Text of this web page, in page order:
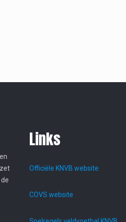
Links
Officiële KNVB website
COVS website